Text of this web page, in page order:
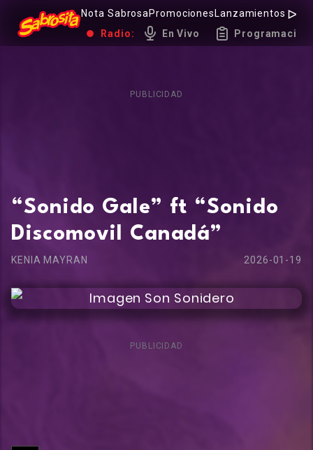
Nota Sabrosa Promociones Lanzamientos Hot
Radio:
En Vivo Programación
PUBLICIDAD
“Sonido Gale” ft “Sonido
Discomovil Canadá”
KENIA MAYRAN 2026-01-19
PUBLICIDAD